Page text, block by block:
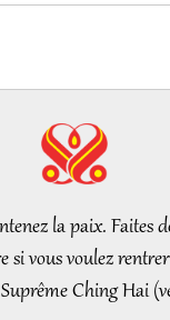
“Fast Charge”
Whenever
Begins to Feel
la paix. Faites
si vous voulez
Ching Hai